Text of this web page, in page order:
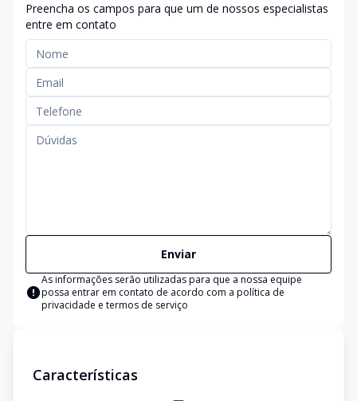
Preencha os campos para que um de nossos especialistas
entre em contato
Enviar
As informações serão utilizadas para que a nossa equipe
possa entrar em contato de acordo com a política de
privacidade e termos de serviço
Características